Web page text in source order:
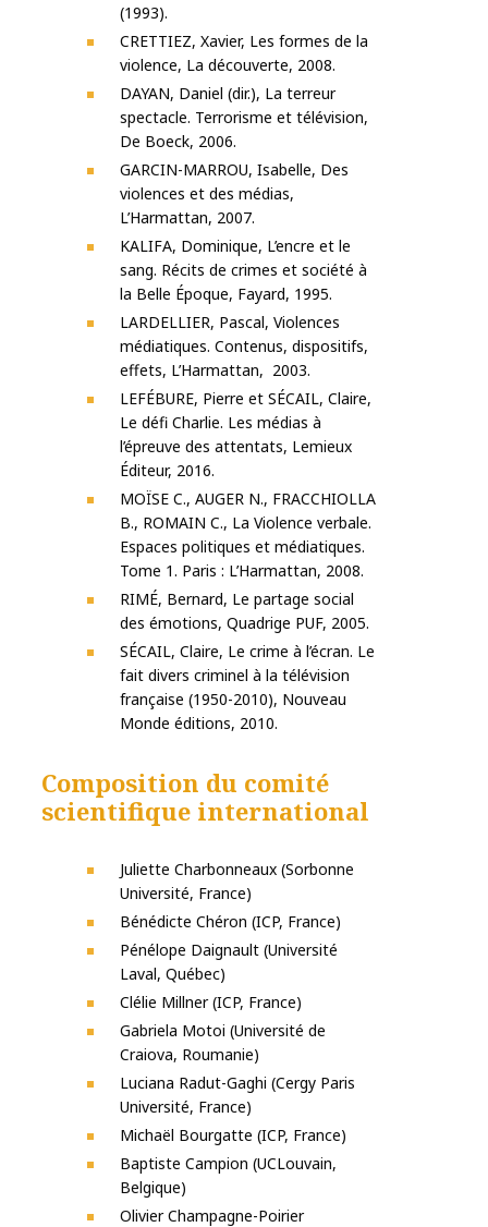
(1993).
CRETTIEZ, Xavier, Les formes de la
violence, La découverte, 2008.
DAYAN, Daniel (dir.), La terreur
spectacle. Terrorisme et télévision,
De Boeck, 2006.
GARCIN-MARROU, Isabelle, Des
violences et des médias,
L’Harmattan, 2007.
KALIFA, Dominique, L’encre et le
sang. Récits de crimes et société à
la Belle Époque, Fayard, 1995.
LARDELLIER, Pascal, Violences
médiatiques. Contenus, dispositifs,
effets, L’Harmattan, 2003.
LEFÉBURE, Pierre et SÉCAIL, Claire,
Le défi Charlie. Les médias à
l’épreuve des attentats, Lemieux
Éditeur, 2016.
MOÏSE C., AUGER N., FRACCHIOLLA
B., ROMAIN C., La Violence verbale.
Espaces politiques et médiatiques.
Tome 1. Paris : L’Harmattan, 2008.
RIMÉ, Bernard, Le partage social
des émotions, Quadrige PUF, 2005.
SÉCAIL, Claire, Le crime à l’écran. Le
fait divers criminel à la télévision
française (1950-2010), Nouveau
Monde éditions, 2010.
Composition du comité
scientifique international
Juliette Charbonneaux (Sorbonne
Université, France)
Bénédicte Chéron (ICP, France)
Pénélope Daignault (Université
Laval, Québec)
Clélie Millner (ICP, France)
Gabriela Motoi (Université de
Craiova, Roumanie)
Luciana Radut-Gaghi (Cergy Paris
Université, France)
Michaël Bourgatte (ICP, France)
Baptiste Campion (UCLouvain,
Belgique)
Olivier Champagne-Poirier